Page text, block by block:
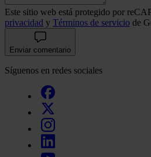
Este sitio web está protegido por
privacidad y Términos de servicio de
Enviar comentario
Síguenos en redes sociales